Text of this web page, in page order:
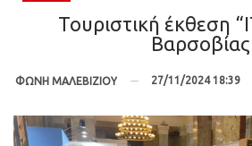
Τουριστική έκθεση
Βαρσοβίας
ΦΩΝΗ ΜΑΛΕΒΙΖΙΟΥ 27/11/2024 18:39